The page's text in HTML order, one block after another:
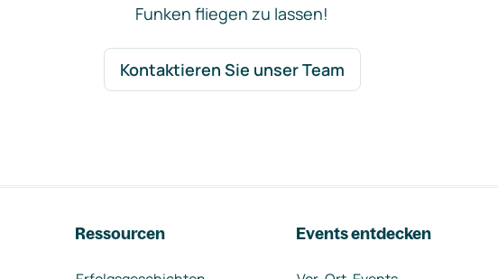
Funken fliegen zu lassen!
Kontaktieren Sie unser Team
Ressourcen Events entdecken